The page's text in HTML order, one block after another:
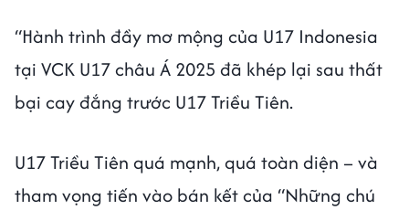
“Hành trình đầy mơ mộng của U17 Indonesia
tại VCK U17 châu Á 2025 đã khép lại sau thất
bại cay đắng trước U17 Triều Tiên.
U17 Triều Tiên quá mạnh, quá toàn diện – và
tham vọng tiến vào bán kết của “Những chú